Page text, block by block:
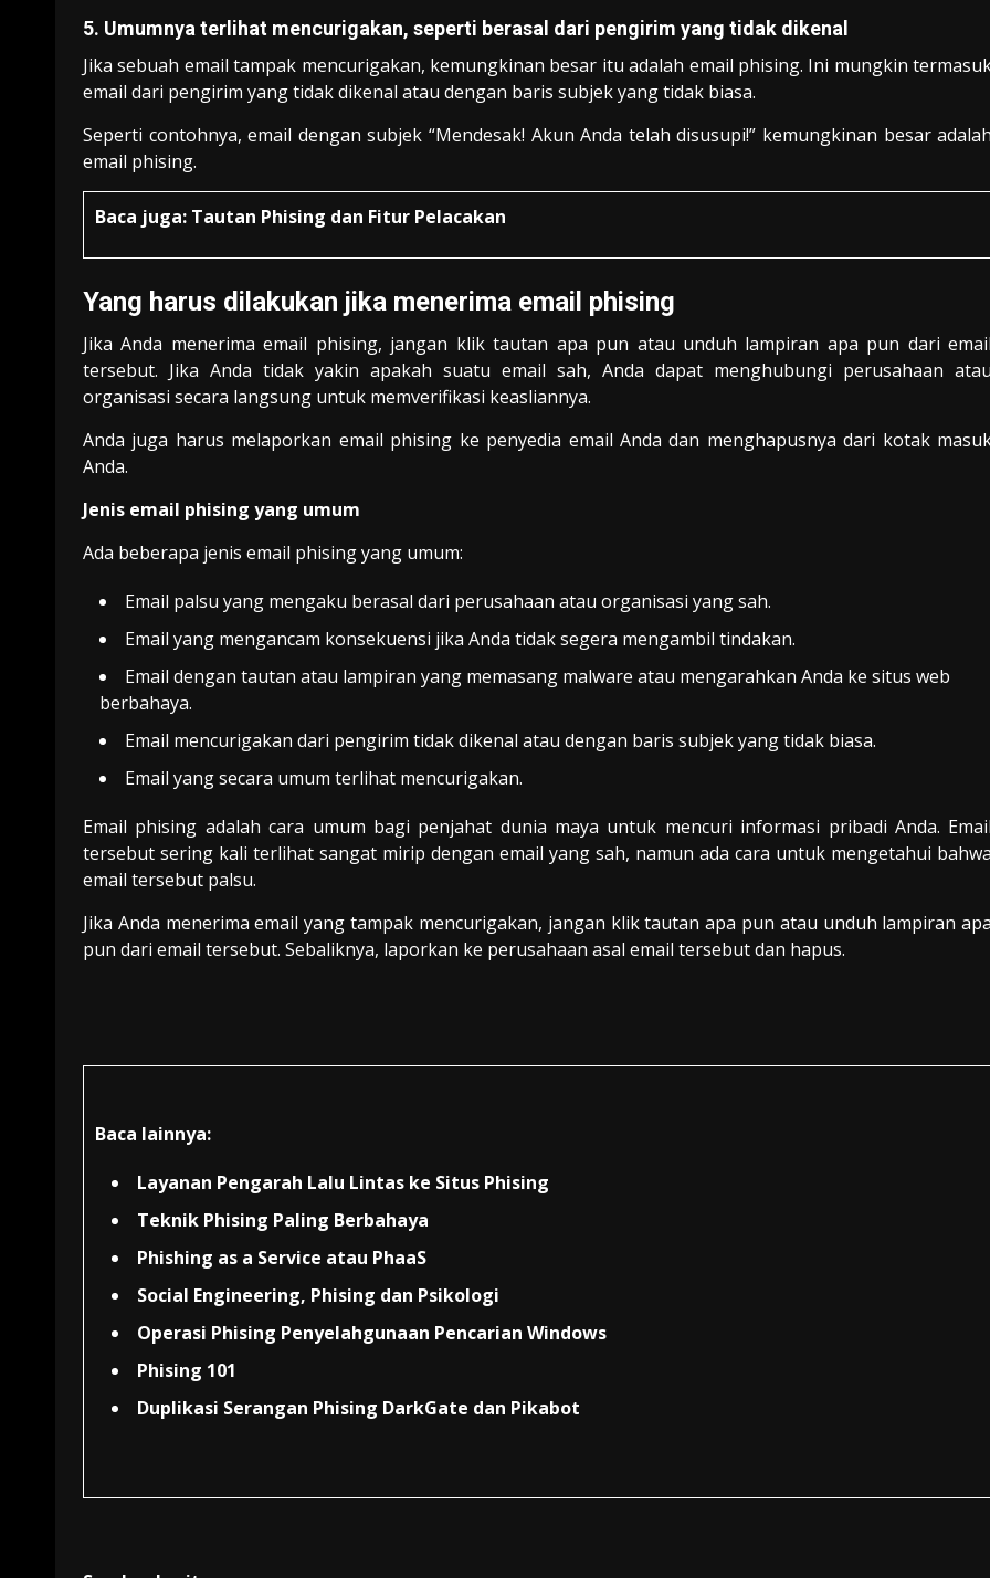
5. Umumnya terlihat mencurigakan, seperti berasal dari pengirim yang tidak dikenal
Jika sebuah email tampak mencurigakan, kemungkinan besar itu adalah email phising. Ini mungkin
email dari pengirim yang tidak dikenal atau dengan baris subjek yang tidak biasa.
Seperti contohnya, email dengan subjek “Mendesak! Akun Anda telah disusupi!” kemungkinan besar adalah
email phising.
Baca juga: Tautan Phising dan Fitur Pelacakan
Yang harus dilakukan jika menerima email phising
Jika Anda menerima email phising, jangan klik tautan apa pun atau unduh lampiran apa pun dari email
tersebut. Jika Anda tidak yakin apakah suatu email sah, Anda dapat menghubungi perusahaan atau
organisasi secara langsung untuk memverifikasi keasliannya.
Anda juga harus melaporkan email phising ke penyedia email Anda dan menghapusnya dari kotak
Anda.
Jenis email phising yang umum
Ada beberapa jenis email phising yang umum:
Email palsu yang mengaku berasal dari perusahaan atau organisasi yang sah.
Email yang mengancam konsekuensi jika Anda tidak segera mengambil tindakan.
Email dengan tautan atau lampiran yang memasang malware atau mengarahkan Anda ke situs web
berbahaya.
Email mencurigakan dari pengirim tidak dikenal atau dengan baris subjek yang tidak biasa.
Email yang secara umum terlihat mencurigakan.
Email phising adalah cara umum bagi penjahat dunia maya untuk mencuri informasi pribadi Anda. Email
tersebut sering kali terlihat sangat mirip dengan email yang sah, namun ada cara untuk mengetahui bahwa
email tersebut palsu.
Jika Anda menerima email yang tampak mencurigakan, jangan klik tautan apa pun atau unduh lampiran apa
pun dari email tersebut. Sebaliknya, laporkan ke perusahaan asal email tersebut dan hapus.
Baca lainnya:
Layanan Pengarah Lalu Lintas ke Situs Phising
Teknik Phising Paling Berbahaya
Phishing as a Service atau PhaaS
Social Engineering, Phising dan Psikologi
Operasi Phising Penyelahgunaan Pencarian Windows
Phising 101
Duplikasi Serangan Phising DarkGate dan Pikabot